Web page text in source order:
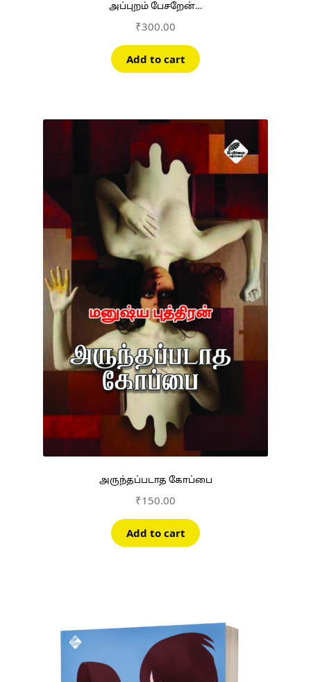
அப்புறம் பேசறேன்…
₹300.00
Add to cart
அருந்தப்படாத கோப்பை
₹150.00
Add to cart